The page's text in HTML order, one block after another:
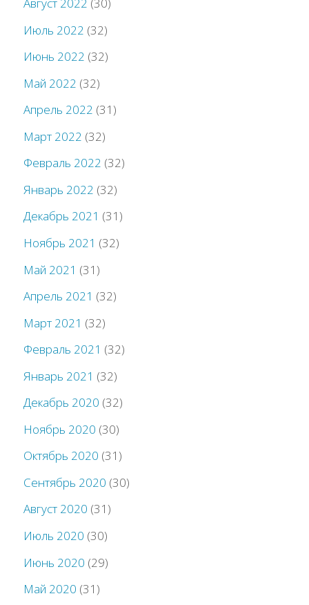
Июль 2022 (32)
Июнь 2022 (32)
Май 2022 (32)
Апрель 2022 (31)
Март 2022 (32)
Февраль 2022 (32)
Январь 2022 (32)
Декабрь 2021 (31)
Ноябрь 2021 (32)
Май 2021 (31)
Апрель 2021 (32)
Март 2021 (32)
Февраль 2021 (32)
Январь 2021 (32)
Декабрь 2020 (32)
Ноябрь 2020 (30)
Октябрь 2020 (31)
Сентябрь 2020 (30)
Август 2020 (31)
Июль 2020 (30)
Июнь 2020 (29)
Май 2020 (31)